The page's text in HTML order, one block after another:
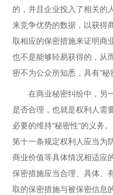
的，并且企业投入了相关的
来竞争优势的数据，以获得
取相应的保密措施来证明商
也不是能够轻易获得的，从
密不为公众所知悉，具有”秘
在商业秘密纠纷中，另
是否合理，也就是权利人需
必要的维持”秘密性”的义务
第十一条规定权利人应当为
商业价值等具体情况相适应
保密措施应当合理、具体、
取的保密措施与被保密信息